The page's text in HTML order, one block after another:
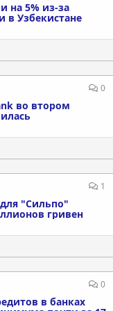
на 5% из-за
в Узбекистане
во втором
0
"Сильпо"
гривен
1
в банках
0